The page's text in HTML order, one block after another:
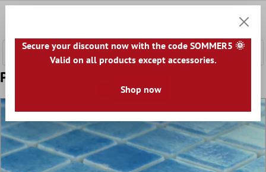
Prov Mosaik Glas Simbassäng Ljusblå Mix
Secure your discount now with the code SOMMER5 🌞
Valid on all products except accessories.
Shop now